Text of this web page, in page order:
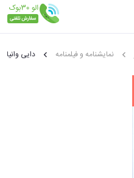
نمایشنامه و فیلمنامه دایی وانیا